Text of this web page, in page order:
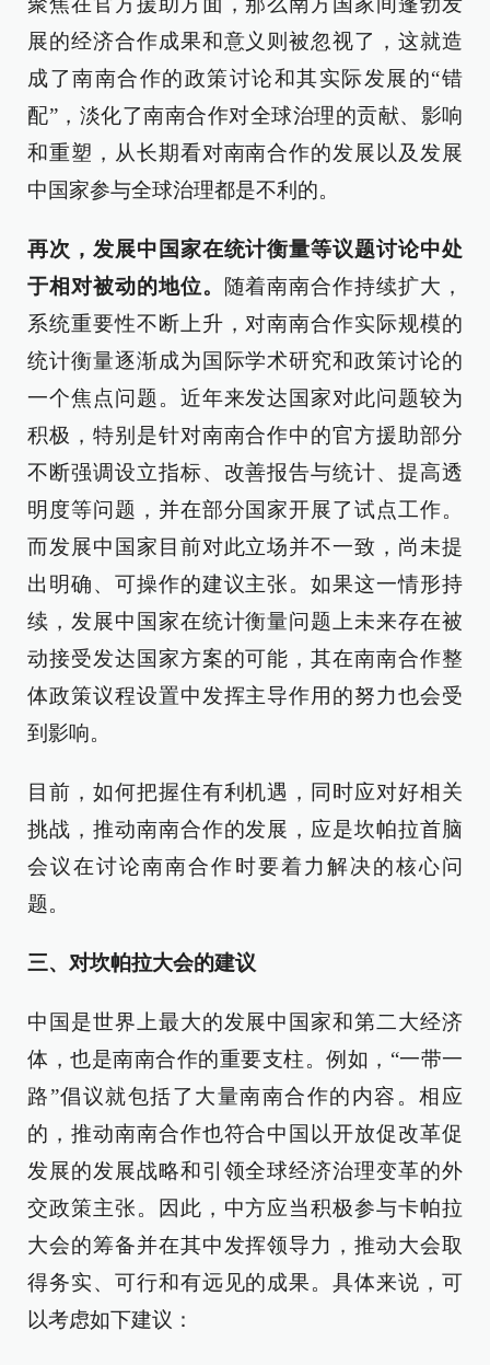
展的经济合作成果和意义则被忽视了，这就造
成了南南合作的政策讨论和其实际发展的“错
配”，淡化了南南合作对全球治理的贡献、影响
和重塑，从长期看对南南合作的发展以及发展
中国家参与全球治理都是不利的。
再次，发展中国家在统计衡量等议题讨论中处
于相对被动的地位。
随着南南合作持续扩大，
系统重要性不断上升，对南南合作实际规模的
统计衡量逐渐成为国际学术研究和政策讨论的
一个焦点问题。近年来发达国家对此问题较为
积极，特别是针对南南合作中的官方援助部分
不断强调设立指标、改善报告与统计、提高透
明度等问题，并在部分国家开展了试点工作。
而发展中国家目前对此立场并不一致，尚未提
出明确、可操作的建议主张。如果这一情形持
续，发展中国家在统计衡量问题上未来存在被
动接受发达国家方案的可能，其在南南合作整
体政策议程设置中发挥主导作用的努力也会受
到影响。
目前，如何把握住有利机遇，同时应对好相关
挑战，推动南南合作的发展，应是坎帕拉首脑
会议在讨论南南合作时要着力解决的核心问
题。
三、对坎帕拉大会的建议
中国是世界上最大的发展中国家和第二大经济
体，也是南南合作的重要支柱。例如，“一带一
路”倡议就包括了大量南南合作的内容。相应
的，推动南南合作也符合中国以开放促改革促
发展的发展战略和引领全球经济治理变革的外
交政策主张。因此，中方应当积极参与卡帕拉
大会的筹备并在其中发挥领导力，推动大会取
得务实、可行和有远见的成果。具体来说，可
以考虑如下建议：